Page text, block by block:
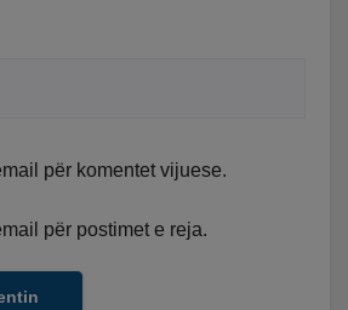
për komentet vijuese.
për postimet e reja.